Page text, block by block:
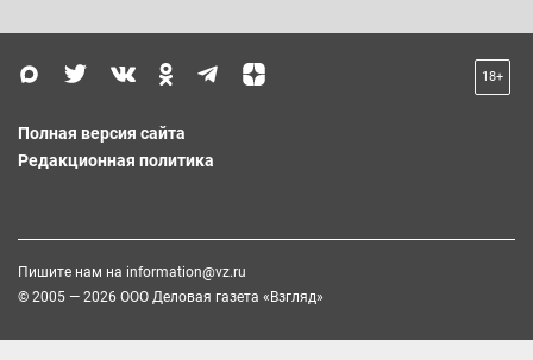
18+
Полная версия сайта
Редакционная политика
Пишите нам на information@vz.ru
© 2005 — 2026 ООО Деловая газета «Взгляд»